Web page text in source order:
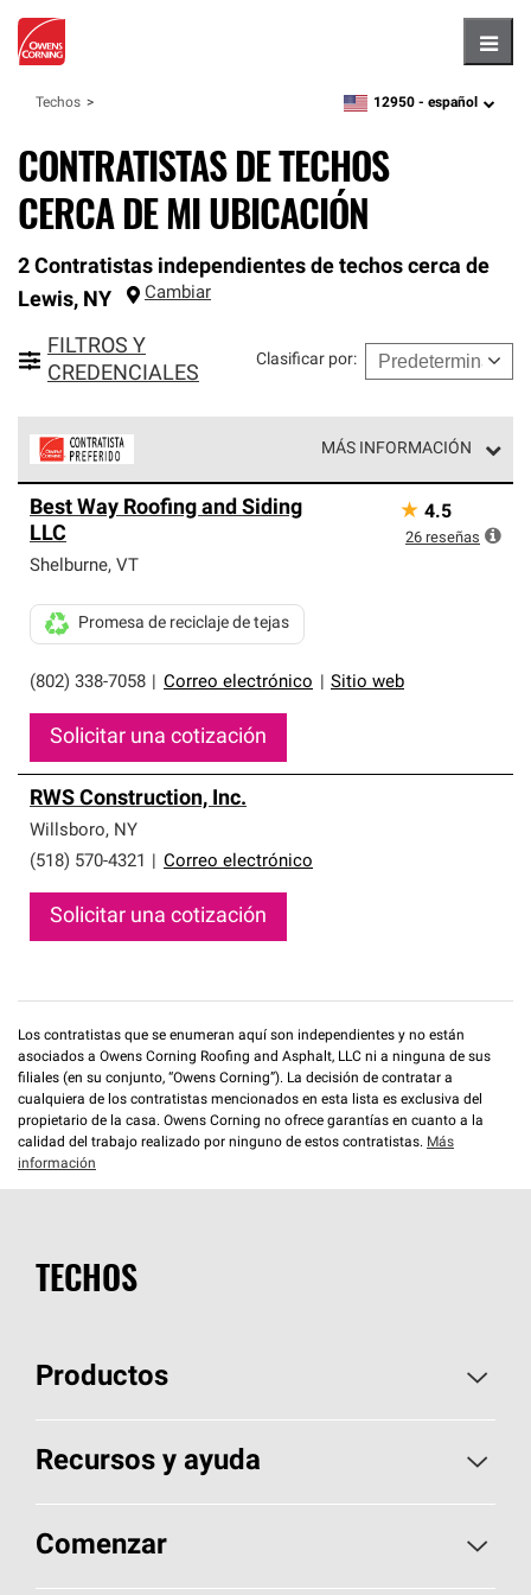
Techos zipcode,language
12950 - español
CONTRATISTAS DE TECHOS
CERCA DE MI UBICACIÓN
2 Contratistas independientes de techos cerca de
Lewis, NY Cambiar
FILTROS Y
CREDENCIALES
Clasificar por:
MÁS INFORMACIÓN
parte de una red exclusiva de profesionales de techos
que cumplen con altos estándares y requisitos estrictos
de profesionalismo y confiabilidad.
Best Way Roofing and Siding
LLC
Shelburne, VT
(802) 338-7058 Correo electrónico Sitio web
Promesa de reciclaje de tejas
Solicitar una cotización
★ 4.5
26 reseñas
RWS Construction, Inc.
Willsboro, NY
(518) 570-4321
Correo electrónico
Solicitar una cotización
Los contratistas que se enumeran aquí son independientes y no están
asociados a Owens Corning Roofing and Asphalt, LLC ni a ninguna de sus
filiales (en su conjunto, “Owens Corning”). La decisión de contratar a
cualquiera de los contratistas mencionados en esta lista es exclusiva del
propietario de la casa. Owens Corning no ofrece garantías en cuanto a la
calidad del trabajo realizado por ninguno de estos contratistas. Más
información
TECHOS
Productos
Elija sus tejas
Encuentre un contratista
Recursos y ayuda
Aspectos básicos sobre techos
Comenzar